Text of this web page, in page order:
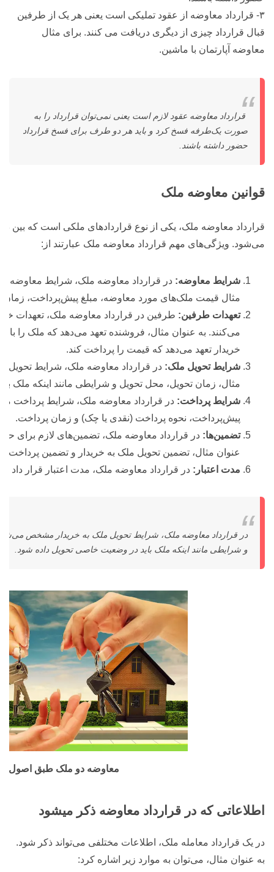
۳- قرارداد معاوضه از عقود تملیکی است یعنی هر یک از طرفین
قبال قرارداد چیزی از دیگری دریافت می کنند. برای مثال
معاوضه آپارتمان با ماشین.
قرارداد معاوضه عقود لازم است یعنی نمی‌توان قرارداد را به
صورت یک‌طرفه فسخ کرد و باید هر دو طرف برای فسخ قرارداد
حضور داشته باشند.
قوانین معاوضه ملک
قرارداد معاوضه ملک، یکی از نوع قراردادهای ملکی است که بین
می‌شود. ویژگی‌های مهم قرارداد معاوضه ملک عبارتند از:
شرایط معاوضه: در قرارداد معاوضه ملک، شرایط
مثال قیمت ملک‌های مورد معاوضه، مبلغ پیش‌پرداخت، زمان
تعهدات طرفین: طرفین در قرارداد معاوضه ملک، تعهدات
می‌کنند. به عنوان مثال، فروشنده تعهد می‌دهد که ملک را با
خریدار تعهد می‌دهد که قیمت را پرداخت کند.
شرایط تحویل ملک: در قرارداد معاوضه ملک، شرایط
مثال، زمان تحویل، محل تحویل و شرایطی مانند اینکه ملک
شرایط پرداخت: در قرارداد معاوضه ملک، شرایط پرداخت
پیش‌پرداخت، نحوه پرداخت (نقدی یا چک) و زمان پرداخت.
تضمین‌ها: در قرارداد معاوضه ملک، تضمین‌های لازم
عنوان مثال، تضمین تحویل ملک به خریدار و تضمین پرداخت
مدت اعتبار: در قرارداد معاوضه ملک، مدت اعتبار قرار داد
در قرارداد معاوضه ملک، شرایط تحویل ملک به خریدار مشخص
و شرایطی مانند اینکه ملک باید در وضعیت خاصی تحویل داده شود.
معاوضه دو ملک طبق اصول
اطلاعاتی که در قرارداد معاوضه ذکر میشود
در یک قرارداد معامله ملک، اطلاعات مختلفی می‌تواند ذکر شود.
به عنوان مثال، می‌توان به موارد زیر اشاره کرد: